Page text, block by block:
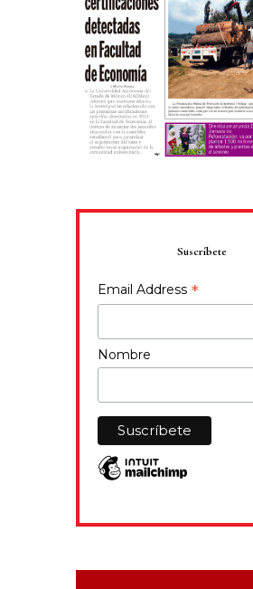
Suscríbete
Email Address *
Nombre